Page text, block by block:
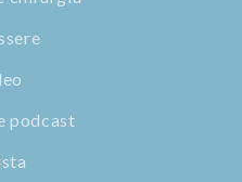
podcast